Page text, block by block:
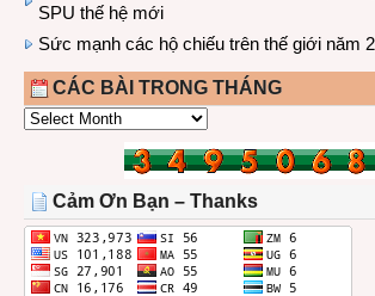
SPU thế hệ mới
Sức mạnh các hộ chiếu trên thế giới năm
CÁC BÀI TRONG THÁNG
CÁC
THÁNG
Cảm Ơn Bạn – Thanks